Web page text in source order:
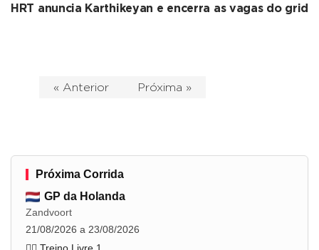
HRT anuncia Karthikeyan e encerra as vagas do grid
« Anterior Próxima »
Próxima Corrida
GP da Holanda
Zandvoort
21/08/2026 a 23/08/2026